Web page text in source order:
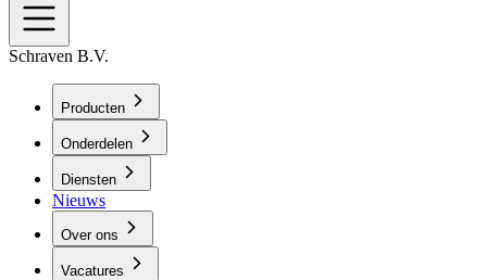
Schraven B.V.
Producten
Onderdelen
Diensten
Nieuws
Over ons
Vacatures